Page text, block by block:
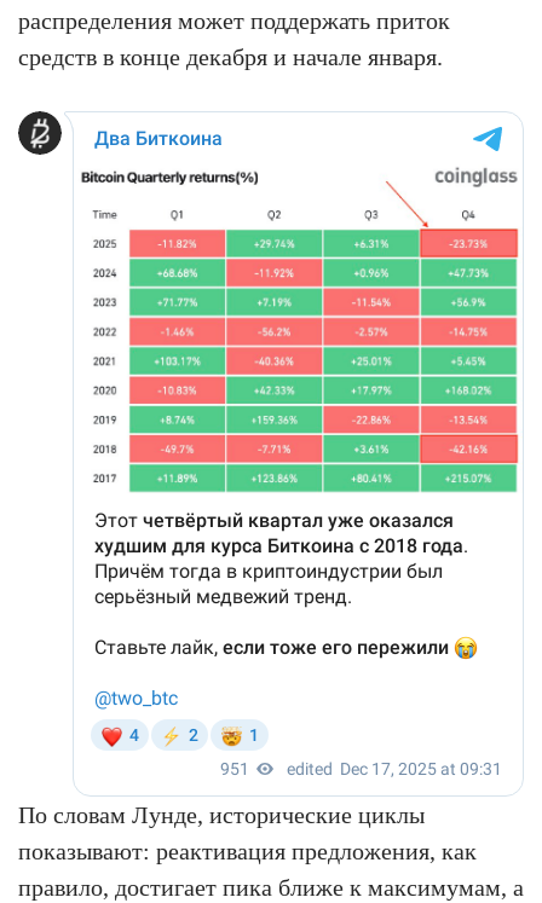
распределения может поддержать приток
средств в конце декабря и начале января.
По словам Лунде, исторические циклы
показывают: реактивация предложения, как
правило, достигает пика ближе к максимумам, а